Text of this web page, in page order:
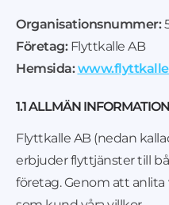
Organisationsnummer:
Företag:Flyttkalle AB
Hemsida:
1.1 ALLMÄN INFORMATION
Flyttkalle AB (nedan
erbjuder flyttjänster till
företag. Genom att